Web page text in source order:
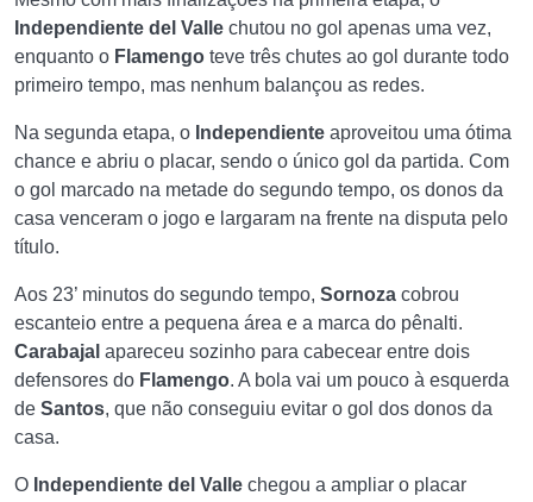
Independiente del Valle chutou no gol apenas uma vez,
enquanto o Flamengo teve três chutes ao gol durante todo
primeiro tempo, mas nenhum balançou as redes.
Na segunda etapa, o Independiente aproveitou uma ótima
chance e abriu o placar, sendo o único gol da partida. Com
o gol marcado na metade do segundo tempo, os donos da
casa venceram o jogo e largaram na frente na disputa pelo
título.
Aos 23’ minutos do segundo tempo, Sornoza cobrou
escanteio entre a pequena área e a marca do pênalti.
Carabajal apareceu sozinho para cabecear entre dois
defensores do Flamengo. A bola vai um pouco à esquerda
de Santos, que não conseguiu evitar o gol dos donos da
casa.
O Independiente del Valle chegou a ampliar o placar